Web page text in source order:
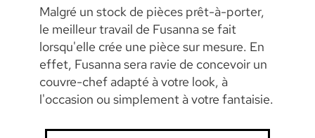
Malgré un stock de pièces prêt-à-porter,
le meilleur travail de Fusanna se fait
lorsqu'elle crée une pièce sur mesure. En
effet, Fusanna sera ravie de concevoir un
couvre-chef adapté à votre look, à
l'occasion ou simplement à votre fantaisie.